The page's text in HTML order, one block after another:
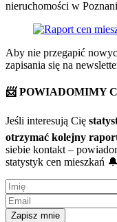
nieruchomości w
Aby nie przegapić
zapisania się na
📨 POWIADOMIMY
Jeśli interesują Cię
otrzymać kolejny
siebie kontakt –
statystyk cen mieszkań 🔔
Zapisz mnie